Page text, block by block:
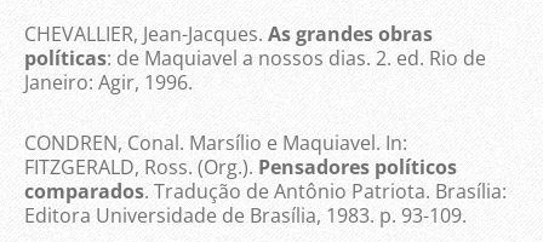
CHEVALLIER, Jean-Jacques. As grandes obras
políticas: de Maquiavel a nossos dias. 2. ed. Rio de
Janeiro: Agir, 1996.
CONDREN, Conal. Marsílio e Maquiavel. In:
FITZGERALD, Ross. (Org.). Pensadores políticos
comparados. Tradução de Antônio Patriota. Brasília:
Editora Universidade de Brasília, 1983. p. 93-109.